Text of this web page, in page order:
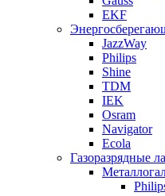
EKF
JazzWay
Philips
Shine
TDM
IEK
Osram
Navigator
Ecola
Газоразрядные